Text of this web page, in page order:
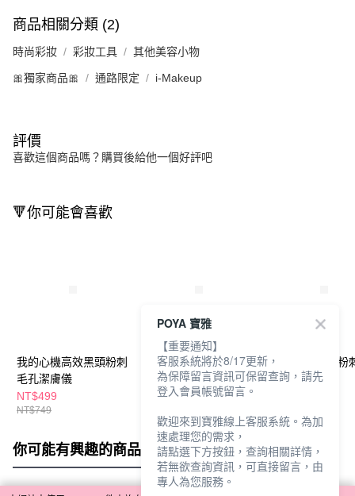
商品相關分類 (2)
時尚彩妝 彩妝工具 其他美容小物
🎀獨家商品🎀 通路限定 i-Makeup
評價
喜歡這個商品嗎？購買後給他一個好評吧
🔻你可能會喜歡
我的心機高效黑頭粉刺
毛孔潔膚儀
NT$499
NT$749
巧思 菱形雙頭粉刺針
NT$69
巧思 彎鉤雙頭
你可能有興趣的商品 全站排行
POYA 寶雅
【重要通知】
客服系統將於8/17更新，
為保障留言資訊可保留查詢，請先
登入會員帳號留言。
歡迎來到寶雅線上客服系統。為加
速處理您的需求，
請點選下方按鈕，查詢相關詳情，
若無欲查詢資訊，可直接留言，由
專人為您服務。